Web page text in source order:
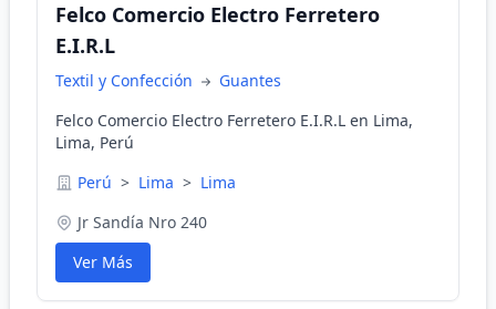
Felco Comercio Electro Ferretero
E.I.R.L
Textil y Confección
Guantes
Felco Comercio Electro Ferretero E.I.R.L en Lima,
Lima, Perú
Perú > Lima > Lima
Jr Sandía Nro 240
Ver Más